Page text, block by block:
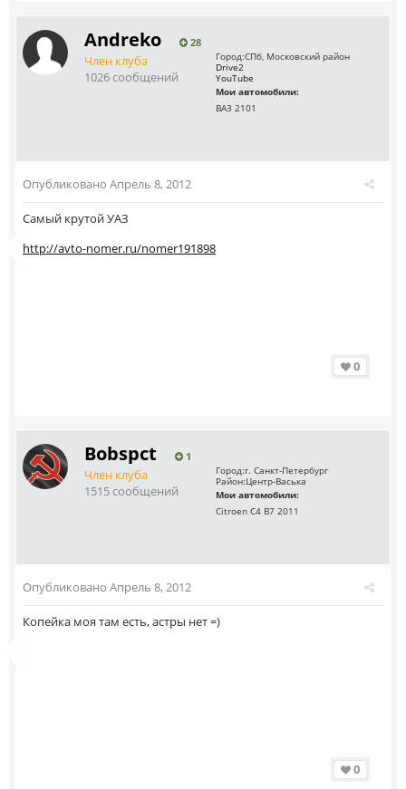
Andreko 28
Член клуба
1026 сообщений
Город:СПб, Московский район
Drive2
YouTube
Мои автомобили:
ВАЗ 2101
Опубликовано Апрель 8, 2012
Самый крутой УАЗ
http://avto-nomer.ru/nomer191898
0
Bobspct 1
Член клуба
1515 сообщений
Город:г. Санкт-Петербург
Район:Центр-Васька
Мои автомобили:
Citroen C4 B7 2011
Опубликовано Апрель 8, 2012
Копейка моя там есть, астры нет =)
0